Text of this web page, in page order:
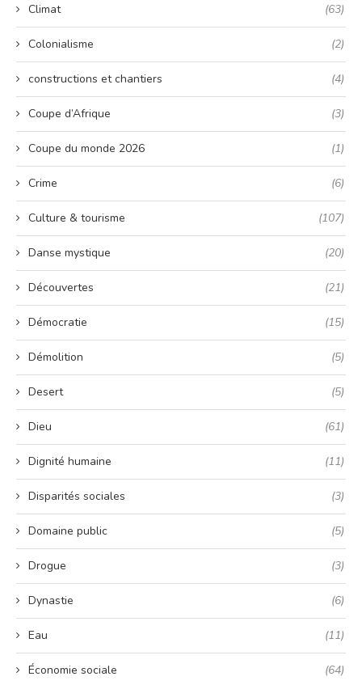
Climat (63)
Colonialisme (2)
constructions et chantiers (4)
Coupe d’Afrique (3)
Coupe du monde 2026 (1)
Crime (6)
Culture & tourisme (107)
Danse mystique (20)
Découvertes (21)
Démocratie (15)
Démolition (5)
Desert (5)
Dieu (61)
Dignité humaine (11)
Disparités sociales (3)
Domaine public (5)
Drogue (3)
Dynastie (6)
Eau (11)
Économie sociale (64)